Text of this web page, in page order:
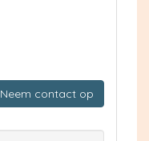
Neem contact op